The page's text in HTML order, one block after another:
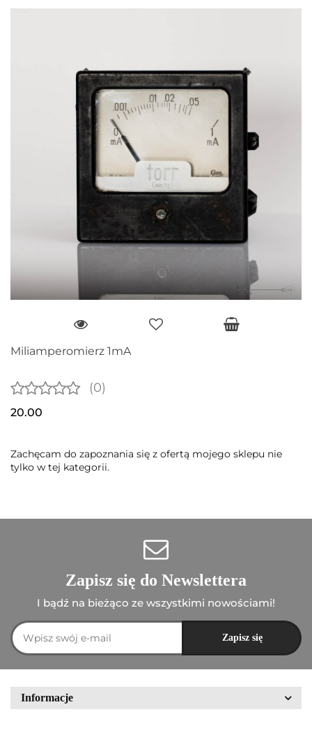
Miliamperomierz 1mA
(0)
20.00
Zachęcam do zapoznania się z ofertą mojego sklepu nie
tylko w tej kategorii.
Zapisz się do Newslettera
I bądź na bieżąco ze wszystkimi nowościami!
Informacje